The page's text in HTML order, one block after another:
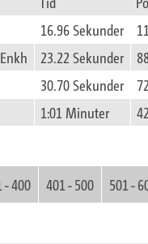
16.96 Sekunder
23.22 Sekunder
30.70 Sekunder
1:01 Minuter
- 400 401 - 500 501 -